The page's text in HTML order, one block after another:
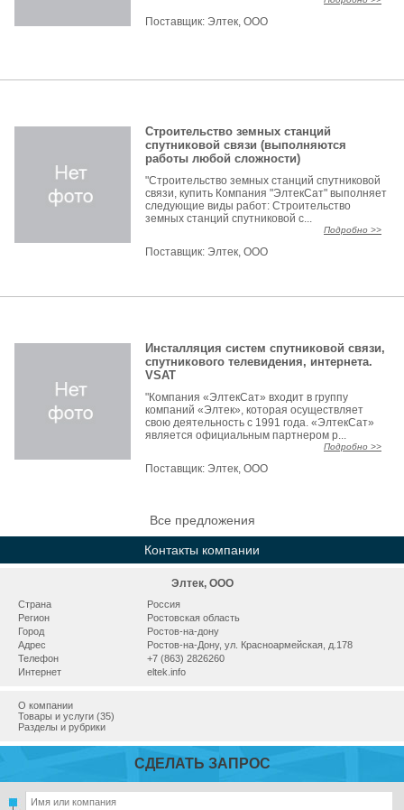
Поставщик: Элтек, ООО
Строительство земных станций
спутниковой связи (выполняются
работы любой сложности)
"Строительство земных станций спутниковой
связи, купить Компания "ЭлтекСат" выполняет
следующие виды работ: Строительство
земных станций спутниковой с...
Подробно >>
Поставщик: Элтек, ООО
Инсталляция систем спутниковой связи,
спутникового телевидения, интернета.
VSAT
"Компания «ЭлтекСат» входит в группу
компаний «Элтек», которая осуществляет
свою деятельность с 1991 года. «ЭлтекСат»
является официальным партнером р...
Подробно >>
Поставщик: Элтек, ООО
Все предложения
Контакты компании
Элтек, ООО
Страна
Россия
Регион
Ростовская область
Город
Ростов-на-дону
Адрес
Ростов-на-Дону, ул. Красноармейская, д.178
Телефон
+7 (863) 2826260
Интернет
eltek.info
О компании
Товары и услуги (35)
Разделы и рубрики
СДЕЛАТЬ ЗАПРОС